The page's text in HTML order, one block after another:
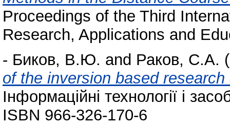
Proceedings of the Third
Research, Applications and
- Биков, В.Ю. and Раков, С.А.
of the inversion based
Інформаційні технології і
ISBN 966-326-170-6